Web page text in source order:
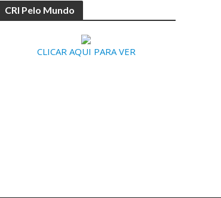
CRI Pelo Mundo
CLICAR AQUI PARA VER